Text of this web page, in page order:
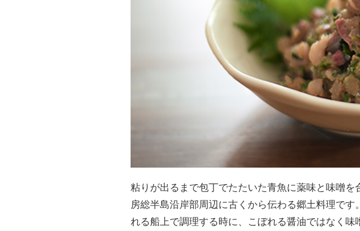
粘りが出るまで包丁でたたいた青魚に薬味と味噌
房総半島沿岸部周辺に古くから伝わる郷土料理で
れる船上で調理する時に、こぼれる醤油ではなく